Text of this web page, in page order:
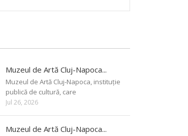
Muzeul de Artă Cluj-Napoca...
Muzeul de Artă Cluj-Napoca, instituție
publică de cultură, care
Jul 26, 2026
Muzeul de Artă Cluj-Napoca...